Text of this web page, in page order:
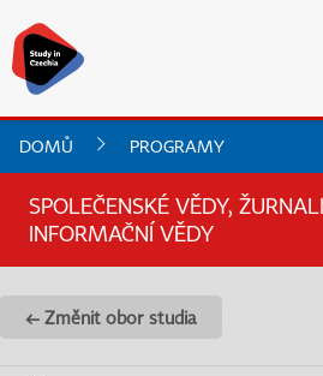
DOMŮ PROGRAMY
SPOLEČENSKÉ VĚDY,
INFORMAČNÍ VĚDY
← Změnit obor studia